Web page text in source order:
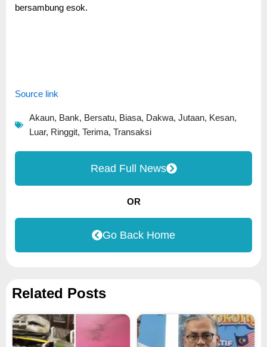
bersambung esok.
Source link
Akaun, Bank, Bersatu, Biasa, Dakwa, Jutaan, Kesan,
Luar, Ringgit, Terima, Transaksi
Read Full News
OR
Go Back Home
Related Posts